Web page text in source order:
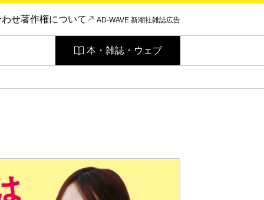
わせ著作権について AD-WAVE 新潮社雑誌広告
本・雑誌・ウェブ